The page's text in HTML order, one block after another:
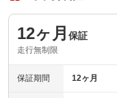
12ヶ月 保証
走行無制限
保証期間 12ヶ月